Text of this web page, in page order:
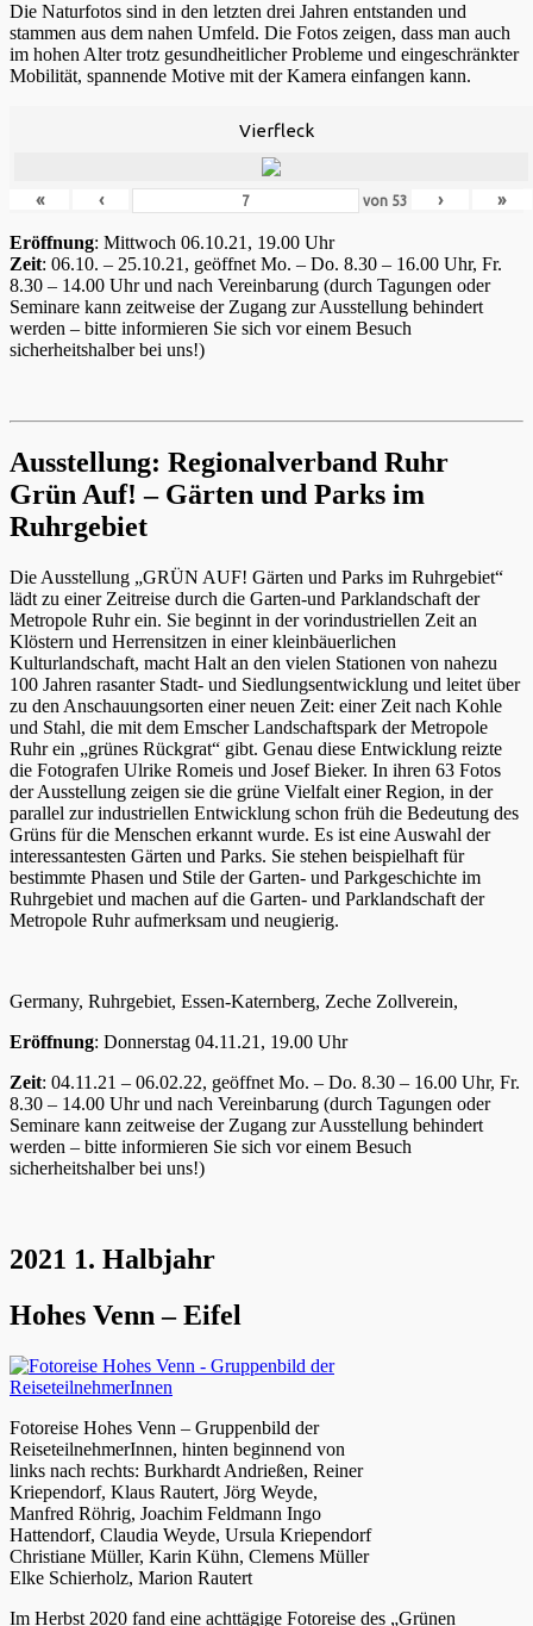
Die Naturfotos sind in den letzten drei Jahren entstanden und
stammen aus dem nahen Umfeld. Die Fotos zeigen, dass man auch
im hohen Alter trotz gesundheitlicher Probleme und eingeschränkter
Mobilität, spannende Motive mit der Kamera einfangen kann.
Vierfleck
« ‹ von 53 › »
Eröffnung: Mittwoch 06.10.21, 19.00 Uhr
Zeit: 06.10. – 25.10.21, geöffnet Mo. – Do. 8.30 – 16.00 Uhr, Fr.
8.30 – 14.00 Uhr und nach Vereinbarung (durch Tagungen oder
Seminare kann zeitweise der Zugang zur Ausstellung behindert
werden – bitte informieren Sie sich vor einem Besuch
sicherheitshalber bei uns!)
Ausstellung: Regionalverband Ruhr
Grün Auf! – Gärten und Parks im
Ruhrgebiet
Die Ausstellung „GRÜN AUF! Gärten und Parks im Ruhrgebiet“
lädt zu einer Zeitreise durch die Garten-und Parklandschaft der
Metropole Ruhr ein. Sie beginnt in der vorindustriellen Zeit an
Klöstern und Herrensitzen in einer kleinbäuerlichen
Kulturlandschaft, macht Halt an den vielen Stationen von nahezu
100 Jahren rasanter Stadt- und Siedlungsentwicklung und leitet über
zu den Anschauungsorten einer neuen Zeit: einer Zeit nach Kohle
und Stahl, die mit dem Emscher Landschaftspark der Metropole
Ruhr ein „grünes Rückgrat“ gibt. Genau diese Entwicklung reizte
die Fotografen Ulrike Romeis und Josef Bieker. In ihren 63 Fotos
der Ausstellung zeigen sie die grüne Vielfalt einer Region, in der
parallel zur industriellen Entwicklung schon früh die Bedeutung des
Grüns für die Menschen erkannt wurde. Es ist eine Auswahl der
interessantesten Gärten und Parks. Sie stehen beispielhaft für
bestimmte Phasen und Stile der Garten- und Parkgeschichte im
Ruhrgebiet und machen auf die Garten- und Parklandschaft der
Metropole Ruhr aufmerksam und neugierig.
Germany, Ruhrgebiet, Essen-Katernberg, Zeche Zollverein,
Eröffnung: Donnerstag 04.11.21, 19.00 Uhr
Zeit: 04.11.21 – 06.02.22, geöffnet Mo. – Do. 8.30 – 16.00 Uhr, Fr.
8.30 – 14.00 Uhr und nach Vereinbarung (durch Tagungen oder
Seminare kann zeitweise der Zugang zur Ausstellung behindert
werden – bitte informieren Sie sich vor einem Besuch
sicherheitshalber bei uns!)
2021 1. Halbjahr
Hohes Venn – Eifel
Fotoreise Hohes Venn – Gruppenbild der
ReiseteilnehmerInnen, hinten beginnend von
links nach rechts: Burkhardt Andrießen, Reiner
Kriependorf, Klaus Rautert, Jörg Weyde,
Manfred Röhrig, Joachim Feldmann Ingo
Hattendorf, Claudia Weyde, Ursula Kriependorf
Christiane Müller, Karin Kühn, Clemens Müller
Elke Schierholz, Marion Rautert
Im Herbst 2020 fand eine achttägige Fotoreise des „Grünen